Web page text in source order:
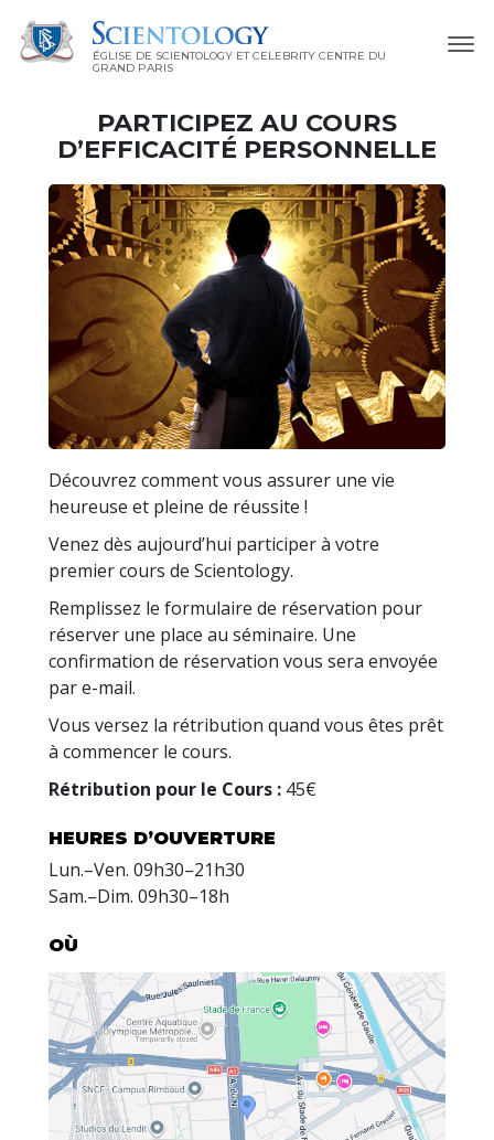
ÉGLISE DE SCIENTOLOGY ET CELEBRITY CENTRE DU
GRAND PARIS
PARTICIPEZ AU COURS
D’EFFICACITÉ PERSONNELLE
Découvrez comment vous assurer une vie
heureuse et pleine de réussite !
Venez dès aujourd’hui participer à votre
premier cours de Scientology.
Remplissez le formulaire de réservation pour
réserver une place au séminaire. Une
confirmation de réservation vous sera envoyée
par e-mail.
Vous versez la rétribution quand vous êtes prêt
à commencer le cours.
Rétribution pour le Cours : 45€
HEURES D’OUVERTURE
Lun.–Ven. 09h30–21h30
Sam.–Dim. 09h30–18h
OÙ